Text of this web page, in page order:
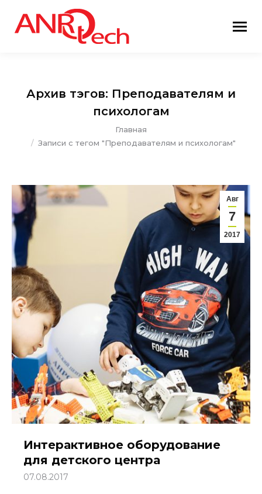
Архив тэгов: Преподавателям и
психологам
Главная
Записи с тегом "Преподавателям и психологам"
Авг
7
2017
Интерактивное оборудование
для детского центра
07.08.2017